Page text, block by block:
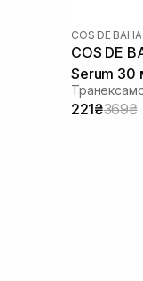
COS DE BAHA
COS DE
Serum 30
221₴369₴